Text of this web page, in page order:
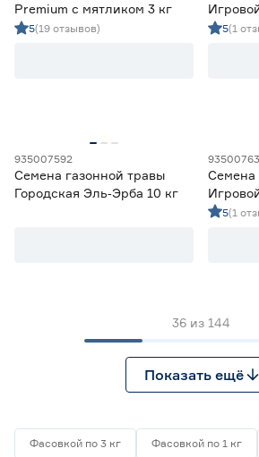
Premium с мятликом 3 кг
5(19 отзывов) 5(1
935007592
Семена газонной травы
Городская Эль‑Эрба 10 кг
Семена
5(1
36из 144
Показать ещё
Фасовкой по 3 кг Фасовкой по 1 кг